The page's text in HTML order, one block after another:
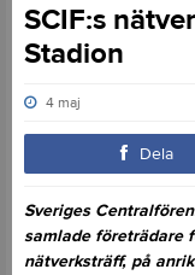
SCIF:s
Stadion
4 maj
Dela
Sveriges
samlade företrädare
nätverksträff, på